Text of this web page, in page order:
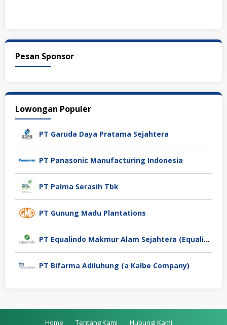
Pesan Sponsor
Lowongan Populer
PT Garuda Daya Pratama Sejahtera
PT Panasonic Manufacturing Indonesia
PT Palma Serasih Tbk
PT Gunung Madu Plantations
PT Equalindo Makmur Alam Sejahtera (Equalindo Group)
PT Bifarma Adiluhung (a Kalbe Company)
Home Tentang Kami Hubungi Kami